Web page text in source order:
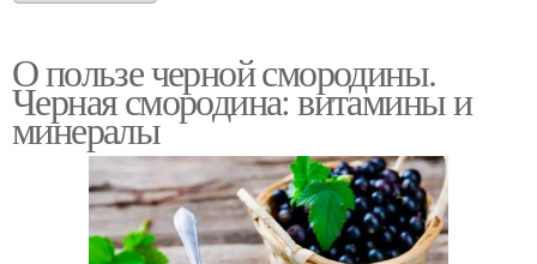
О пользе черной смородины.
Черная смородина: витамины и
минералы